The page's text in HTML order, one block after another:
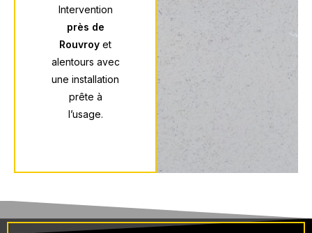
Intervention
près de
Rouvroyet
alentours avec
une installation
prête à
l’usage.